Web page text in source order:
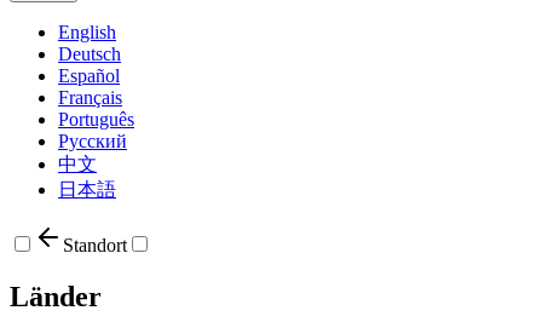
English
Deutsch
Español
Français
Português
Русский
中文
日本語
Standort
Länder